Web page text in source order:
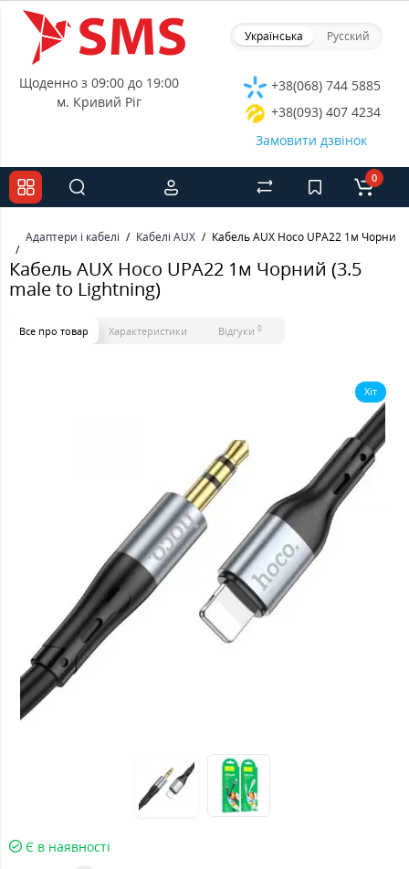
Українська Русский
Щоденно з 09:00 до 19:00
м. Кривий Ріг
+38(068) 744 5885
+38(093) 407 4234
Замовити дзвінок
0
Адаптери і кабелі Кабелі AUX Кабель AUX Hoco UPA22 1м Чорний
Кабель AUX Hoco UPA22 1м Чорний (3.5
male to Lightning)
Все про товар Характеристики Відгуки 0
Хіт
Є в наявності